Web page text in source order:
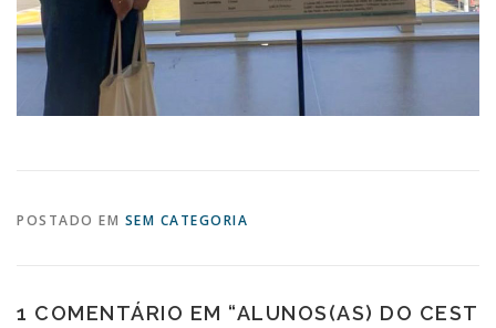
POSTADO EM SEM CATEGORIA
1 COMENTÁRIO EM “ALUNOS(AS) DO CEST